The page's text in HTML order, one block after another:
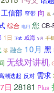
工信部 窄带 向 说
综合 电用 您 CB-
1日 正式 威海 9月 手
落 融合 10月 黑
无线对讲机
潮迭起 反对 需求
日 28181 Plus